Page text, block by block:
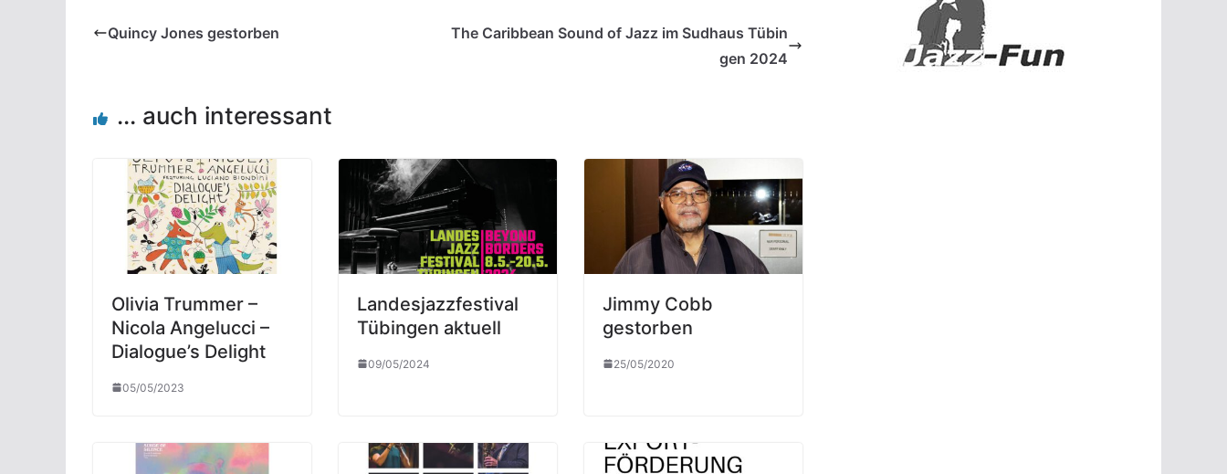
Quincy Jones gestorben
The Caribbean Sound of Jazz im Sudhaus Tübin
gen 2024
... auch interessant
Olivia Trummer –
Nicola Angelucci –
Dialogue’s Delight
05/05/2023
Landesjazzfestival
Tübingen aktuell
09/05/2024
Jimmy Cobb
gestorben
25/05/2020